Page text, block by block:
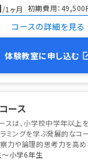
/1ヶ月 初期費用：49,500
コースの詳細を見る
体験教室に申し込む
ース
スは、小学校中学年以上
ミングを学ぶ発展的なコ
力や論理的思考力を高め
歩的なプログ...
小学6年生